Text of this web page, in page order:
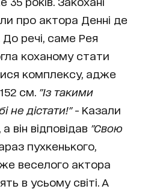
про актора Денні де
До речі, саме Рея
коханому стати
комплексу, адже
см. "Із такими
не дістати!"- Казали
він відповідав "Свою
пухкенького,
веселого актора
в усьому світі. А